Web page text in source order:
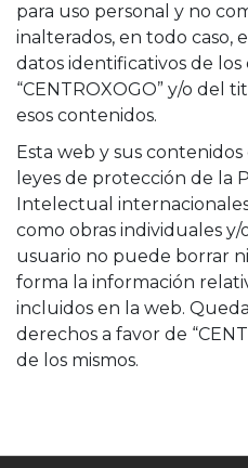
para uso personal y no
inalterados, en todo caso,
datos identificativos de los
“CENTROXOGO” y/o del
esos contenidos.
Esta web y sus
leyes de protección de la
Intelectual internacionales
como obras individuales y/
usuario no puede borrar
forma la información
incluidos en la web.
derechos a favor de
de los mismos.